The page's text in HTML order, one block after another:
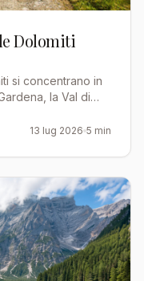
Dolomiti
si concentrano in
la Val di
13 lug 2026 5 min